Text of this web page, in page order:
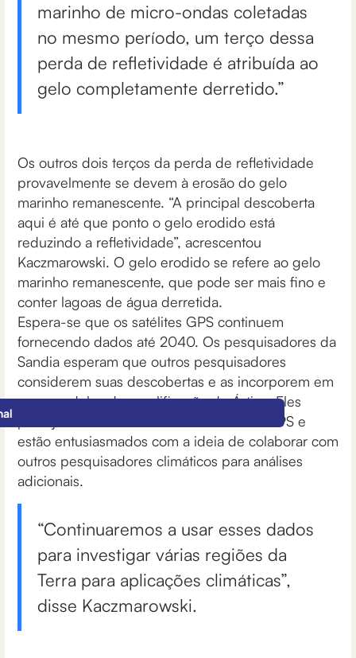
marinho de micro-ondas coletadas
no mesmo período, um terço dessa
perda de refletividade é atribuída ao
gelo completamente derretido.”
Os outros dois terços da perda de refletividade
provavelmente se devem à erosão do gelo
marinho remanescente. “A principal descoberta
aqui é até que ponto o gelo erodido está
reduzindo a refletividade”, acrescentou
Kaczmarowski. O gelo erodido se refere ao gelo
marinho remanescente, que pode ser mais fino e
conter lagoas de água derretida.
Espera-se que os satélites GPS continuem
fornecendo dados até 2040. Os pesquisadores da
Sandia esperam que outros pesquisadores
considerem suas descobertas e as incorporem em
seus modelos de amplificação do Ártico. Eles
planejam continuar extraindo dados de GPS e
estão entusiasmados com a ideia de colaborar com
outros pesquisadores climáticos para análises
adicionais.
“Continuaremos a usar esses dados
para investigar várias regiões da
Terra para aplicações climáticas”,
disse Kaczmarowski.